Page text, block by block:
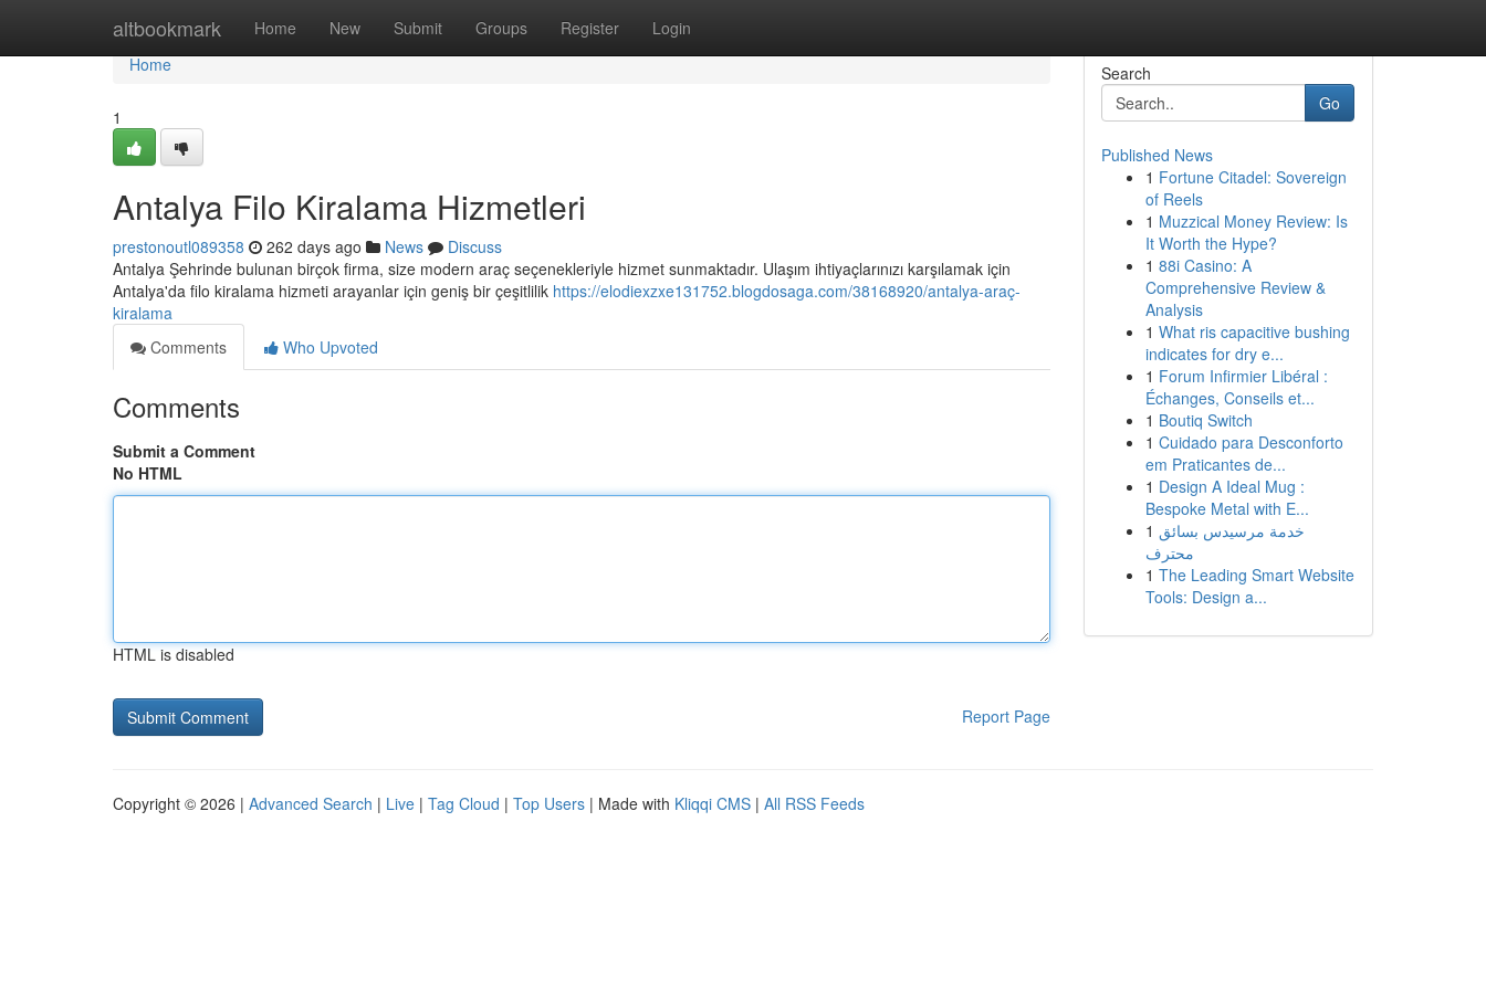
altbookmark Home New Submit Groups Register Login
Home
Home
1
Antalya Filo Kiralama Hizmetleri
prestonoutl089358 262 days ago News
Discuss
Antalya Şehrinde bulunan birçok firma, size modern araç seçenekleriyle hizmet sunmaktadır. Ulaşım ihtiyaçlarınızı karşılamak için
Antalya'da filo kiralama hizmeti arayanlar için geniş bir çeşitlilik https://elodiexzxe131752.blogdosaga.com/38168920/antalya-araç-
kiralama
Comments
Who Upvoted
Comments
Submit a Comment
No HTML
HTML is disabled
Report Page
Search
Go
Published News
1 Fortune Citadel: Sovereign
of Reels
1 Muzzical Money Review: Is
It Worth the Hype?
1 88i Casino: A
Comprehensive Review &
Analysis
1 What ris capacitive bushing
indicates for dry e...
1 Forum Infirmier Libéral :
Échanges, Conseils et...
1 Boutiq Switch
1 Cuidado para Desconforto
em Praticantes de...
1 Design A Ideal Mug :
Bespoke Metal with E...
1 خدمة مرسيدس بسائق
محترف
1 The Leading Smart Website
Tools: Design a...
Copyright © 2026 | Advanced Search | Live | Tag Cloud | Top Users | Made with Kliqqi CMS | All RSS Feeds